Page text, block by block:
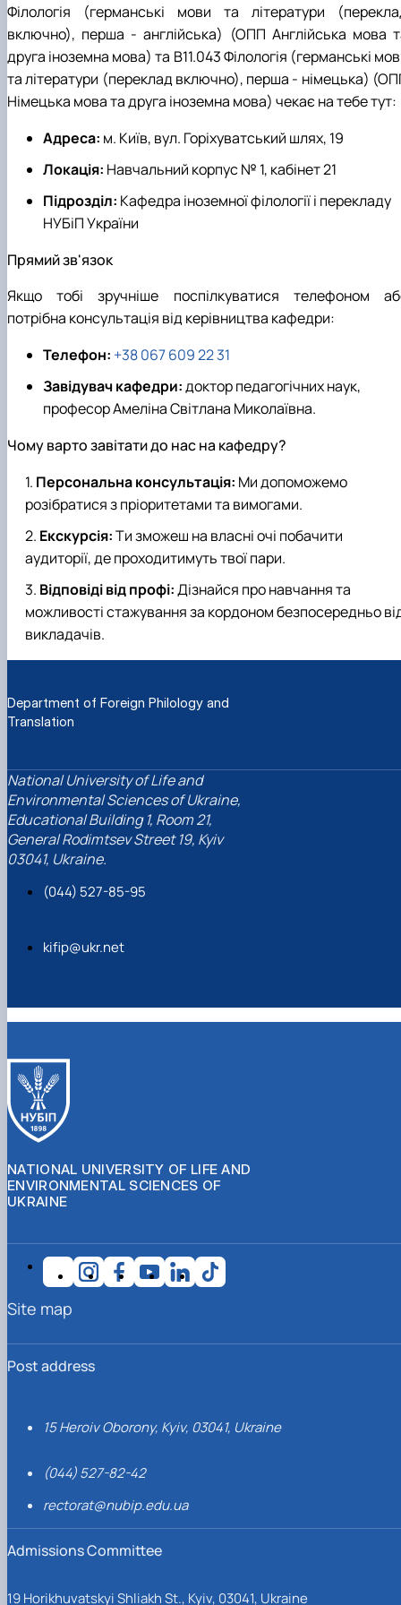
Філологія (германські мови та літератури
включно), перша - англійська) (ОПП Англійська мова
друга іноземна мова) та В11.043 Філологія (германські
та літератури (переклад включно), перша - німецька)
Німецька мова та друга іноземна мова) чекає на тебе тут:
Адреса: м. Київ, вул. Горіхуватський шлях, 19
Локація: Навчальний корпус № 1, кабінет 21
Підрозділ: Кафедра іноземної філології і перекладу
НУБіП України
Прямий зв'язок
Якщо тобі зручніше поспілкуватися телефоном
потрібна консультація від керівництва кафедри:
Телефон: +38 067 609 22 31
Завідувач кафедри:доктор педагогічних наук,
професор Амеліна Світлана Миколаївна.
Чому варто завітати до нас на кафедру?
Персональна консультація: Ми допоможемо
розібратися з пріоритетами та вимогами.
Екскурсія:Ти зможеш на власні очі побачити
аудиторії, де проходитимуть твої пари.
Відповіді від профі:Дізнайся про навчання та
можливості стажування за кордоном безпосередньо
викладачів.
Department of Foreign Philology and
Translation
National University of Life and
Environmental Sciences of Ukraine,
Educational Building 1, Room 21,
General Rodimtsev Street 19, Kyiv
03041, Ukraine.
(044) 527-85-95
kifip@ukr.net
NATIONAL UNIVERSITY OF LIFE AND
ENVIRONMENTAL SCIENCES OF
UKRAINE
Post address
15 Heroiv Oborony, Kyiv, 03041, Ukraine
(044) 527-82-42
rectorat@nubip.edu.ua
Admissions Committee
19 Horikhuvatskyi Shliakh St., Kyiv, 03041, Ukraine
Site map